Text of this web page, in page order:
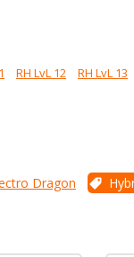
RH LvL 12 RH LvL 13
Dragon